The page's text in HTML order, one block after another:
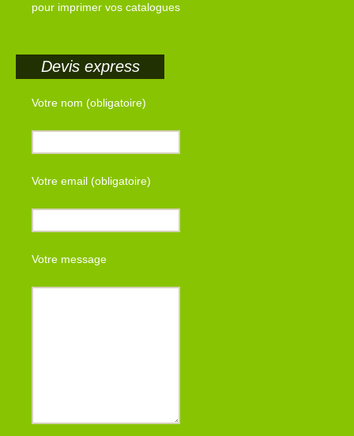
pour imprimer vos catalogues
Devis express
Votre nom (obligatoire)
Votre email (obligatoire)
Votre message